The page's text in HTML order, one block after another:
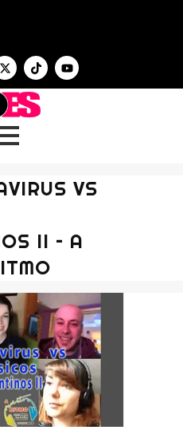
VS
II – A